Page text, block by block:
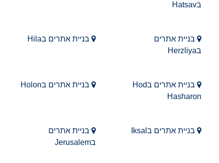
בHatsav
בניית אתרים
בHerzliya
בניית אתרים בHila
בניית אתרים בHod
Hasharon
בניית אתרים בHolon
בניית אתרים בIksal
בניית אתרים
בJerusalem